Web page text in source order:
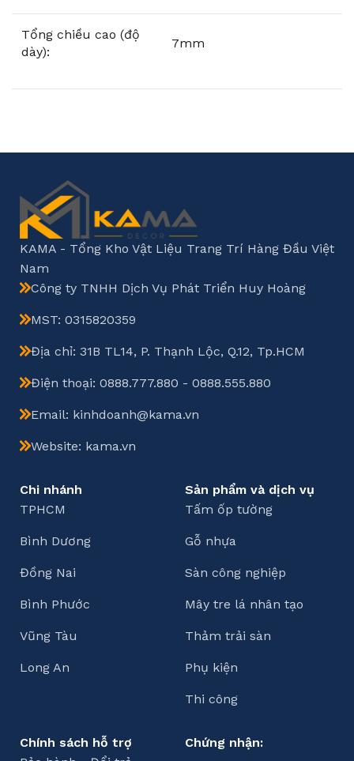
Tổng chiều cao (độ
dày):
7mm
KAMA - Tổng Kho Vật Liệu Trang Trí Hàng Đầu Việt
Nam
Công ty TNHH Dịch Vụ Phát Triển Huy Hoàng
MST: 0315820359
Địa chỉ: 31B TL14, P. Thạnh Lộc, Q.12, Tp.HCM
Điện thoại: 0888.777.880 - 0888.555.880
Email: kinhdoanh@kama.vn
Website: kama.vn
Chi nhánh
TPHCM
Bình Dương
Đồng Nai
Bình Phước
Vũng Tàu
Long An
Sản phẩm và dịch vụ
Tấm ốp tường
Gỗ nhựa
Sàn công nghiệp
Mây tre lá nhân tạo
Thảm trải sàn
Phụ kiện
Thi công
Chính sách hỗ trợ
Chứng nhận: